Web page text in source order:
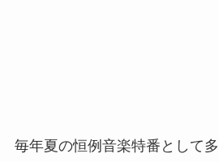
毎年夏の恒例音楽特番として